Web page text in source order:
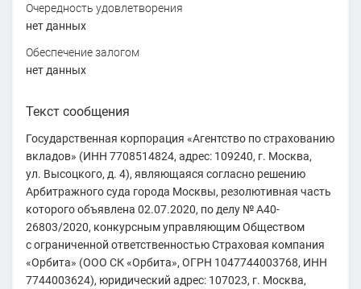
Очередность удовлетворения
нет данных
Обеспечение залогом
нет данных
Текст сообщения
Государственная корпорация «Агентство по страхованию
вкладов» (ИНН 7708514824, адрес: 109240, г. Москва,
ул. Высоцкого, д. 4), являющаяся согласно решению
Арбитражного суда города Москвы, резолютивная часть
которого объявлена 02.07.2020, по делу № А40-
26803/2020, конкурсным управляющим Обществом
с ограниченной ответственностью Страховая компания
«Орбита» (ООО СК «Орбита», ОГРН 1047744003768, ИНН
7744003624), юридический адрес: 107023, г. Москва,